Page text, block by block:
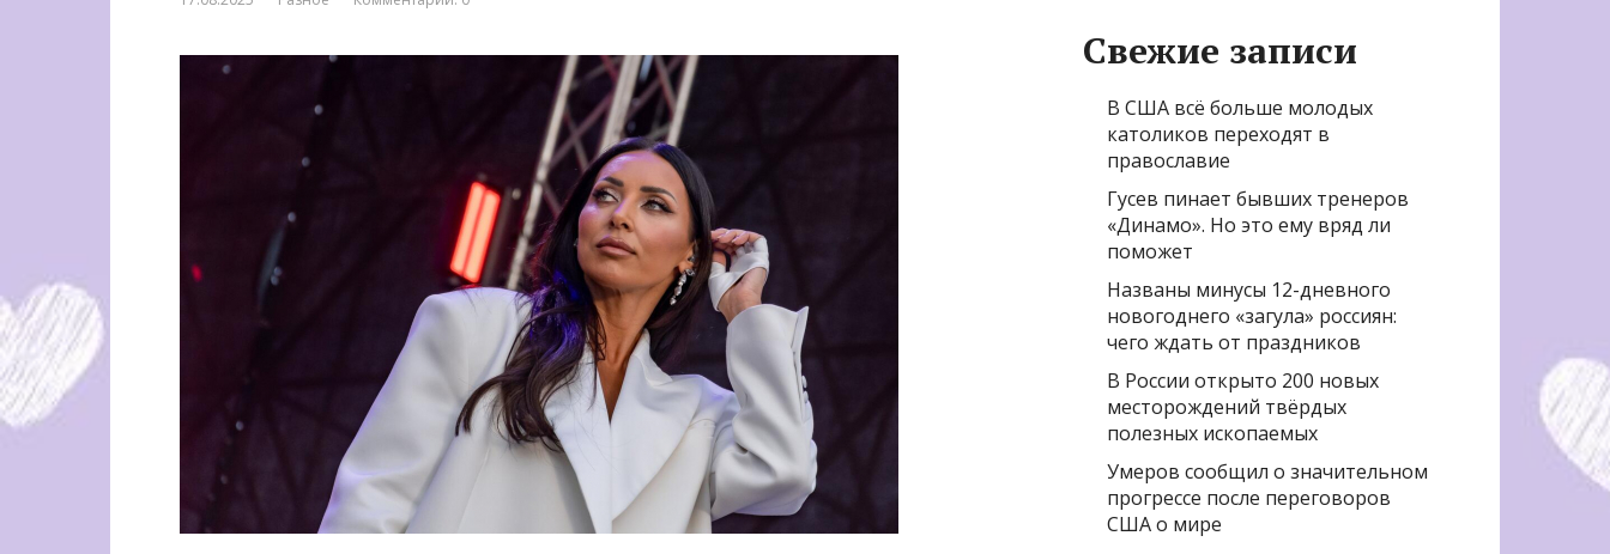
Свежие записи
В США всё больше молодых
католиков переходят в
православие
Гусев пинает бывших тренеров
«Динамо». Но это ему вряд ли
поможет
Названы минусы 12-дневного
новогоднего «загула» россиян:
чего ждать от праздников
В России открыто 200 новых
месторождений твёрдых
полезных ископаемых
Умеров сообщил о значительном
прогрессе после переговоров
США о мире